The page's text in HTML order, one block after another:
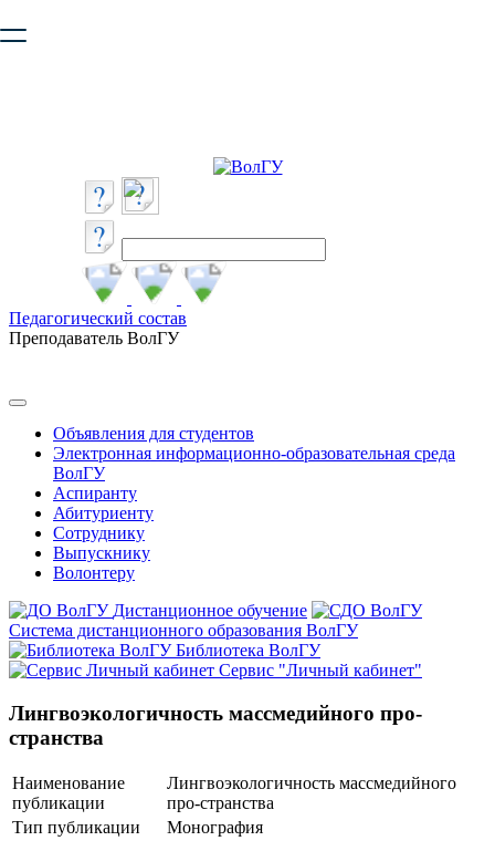
безопасную работу с сайтом. Пожалуйста
Педагогический состав
Преподаватель ВолГУ
Объявления для студентов
Электронная информационно-образовательная среда
ВолГУ
Аспиранту
Абитуриенту
Сотруднику
Выпускнику
Волонтеру
Дистанционное обучение
Система дистанционного образования ВолГУ
Библиотека ВолГУ
Сервис "Личный кабинет"
Лингвоэкологичность массмедийного про-
странства
Наименование
публикации
Лингвоэкологичность массмедийного
про-странства
Тип публикации
Монография